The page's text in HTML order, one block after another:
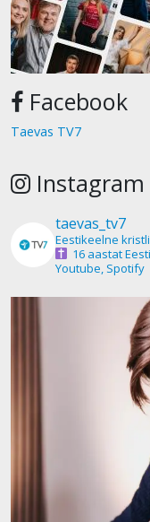
Facebook
Taevas TV7
Instagram
taevas_tv7
Eestikeelne
16 aastat
Youtube, Spotify